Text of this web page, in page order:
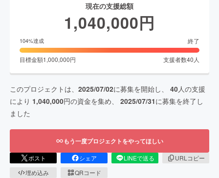
現在の支援総額
1,040,000円
104%達成 終了
目標金額1,000,000円 支援者数40 人
このプロジェクトは、 2025/07/02に募集を開始し、 40人の支援
により 1,040,000円の資金を集め、 2025/07/31に募集を終了し
ました
もう一度プロジェクトをやってほしい
ポスト シェア LINEで送る
URLコピー
埋め込み
QRコード